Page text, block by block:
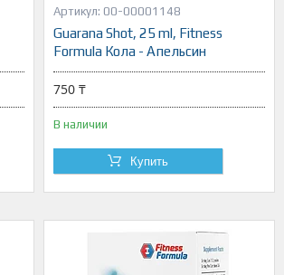
00-00001148
Guarana Shot, 25 ml, Fitness
Formula Кола - Апельсин
750 ₸
В наличии
Купить